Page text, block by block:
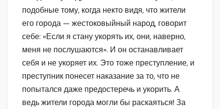
подобные тому, когда некто видя, что жители
его города — жестоковыйный народ, говорит
себе: «Если я стану укорять их, они, наверно,
меня не послушаются». И он останавливает
себя и не укоряет их. Это тоже преступление, и
преступник понесет наказание за то, что не
попытался даже предостеречь и укорить. А
ведь жители города могли бы раскаяться! За